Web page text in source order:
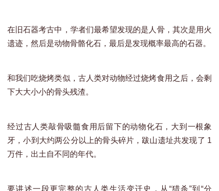
在旧石器考古中，学者们最希望发现的是人骨，其次是用火
遗迹，然后是动物骨骼化石，最后是发现概率最高的石器。
和我们吃烧烤类似，古人类对动物经过烧烤食用之后，会剩
下大大小小的骨头残渣。
经过古人类敲骨吸髓食用后留下的动物化石，大到一根象
牙，小到大约两公分以上的骨头碎片，跋山遗址共发现了 1
万件，出土自不同的年代。
要讲述一段更完整的古人类生活变迁史，从“猎杀”到“分